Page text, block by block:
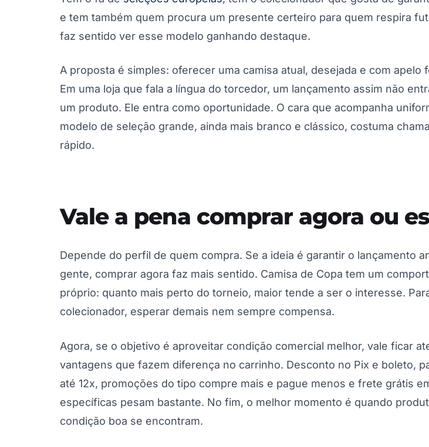
e tem também quem procura um presente certeiro para quem respira
faz sentido ver esse modelo ganhando destaque.
A proposta é simples: oferecer uma camisa atual, desejada e com apelo
Em uma loja que fala a língua do torcedor, um lançamento assim não
um produto. Ele entra como oportunidade. O cara que acompanha
modelo de seleção grande, ainda mais branco e clássico, costuma
rápido.
Vale a pena comprar agora ou
Depende do perfil de quem compra. Se a ideia é garantir o lançamento
gente, comprar agora faz mais sentido. Camisa de Copa tem um
próprio: quanto mais perto do torneio, maior tende a ser o interesse.
colecionador, esperar demais nem sempre compensa.
Agora, se o objetivo é aproveitar condição comercial melhor, vale ficar
vantagens que fazem diferença no carrinho. Desconto no Pix e boleto,
até 12x, promoções do tipo compre mais e pague menos e frete grátis
específicas pesam bastante. No fim, o melhor momento é quando
condição boa se encontram.